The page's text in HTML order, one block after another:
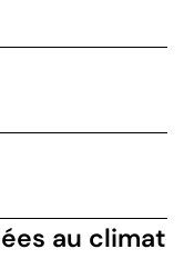
au climat